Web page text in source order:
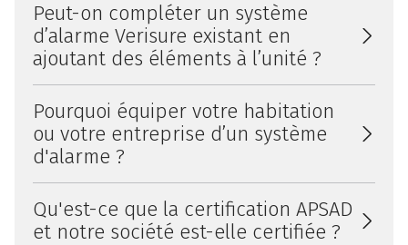
Peut-on compléter un système
d’alarme Verisure existant en
ajoutant des éléments à l’unité ?
Pourquoi équiper votre habitation
ou votre entreprise d’un système
d'alarme ?
Qu'est-ce que la certification APSAD
et notre société est-elle certifiée ?